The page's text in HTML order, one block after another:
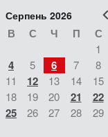
Серпень 2026
В С Ч П С
1
4 5 6 7 8
11 12 13 14 15
18 19 20 21 22
25 26 27 28 29